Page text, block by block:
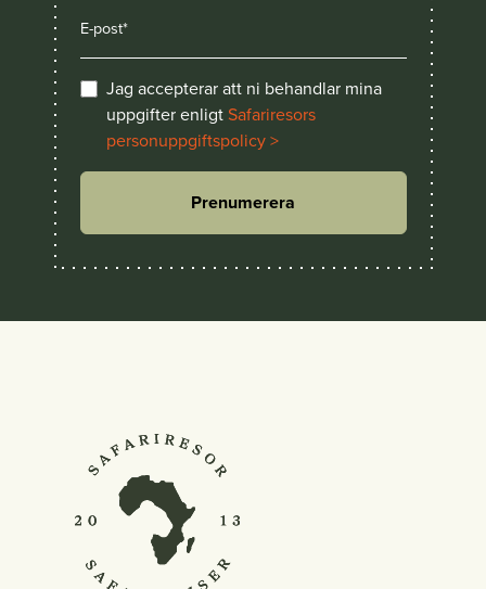
Jag accepterar att ni behandlar mina
uppgifter enligtSafariresors
personuppgiftspolicy >
Prenumerera